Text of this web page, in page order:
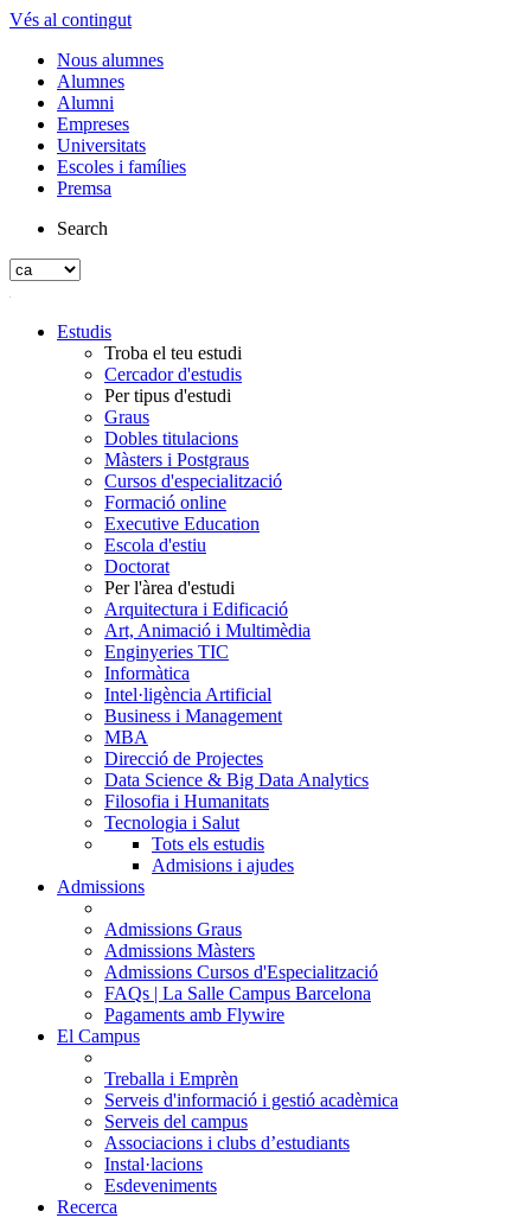
Vés al contingut
Nous alumnes
Alumnes
Alumni
Empreses
Universitats
Escoles i famílies
Premsa
Search
Estudis
Troba el teu estudi
Cercador d'estudis
Per tipus d'estudi
Graus
Dobles titulacions
Màsters i Postgraus
Cursos d'especialització
Formació online
Executive Education
Escola d'estiu
Doctorat
Per l'àrea d'estudi
Arquitectura i Edificació
Art, Animació i Multimèdia
Enginyeries TIC
Informàtica
Intel·ligència Artificial
Business i Management
MBA
Direcció de Projectes
Data Science & Big Data Analytics
Filosofia i Humanitats
Tecnologia i Salut
Tots els estudis
Admisions i ajudes
Admissions
Admissions Graus
Admissions Màsters
Admissions Cursos d'Especialització
FAQs | La Salle Campus Barcelona
Pagaments amb Flywire
El Campus
Treballa i Emprèn
Serveis d'informació i gestió acadèmica
Serveis del campus
Associacions i clubs d’estudiants
Instal·lacions
Esdeveniments
Recerca